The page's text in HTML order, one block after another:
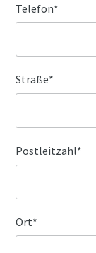
Telefon*
Straße*
Postleitzahl*
Ort*